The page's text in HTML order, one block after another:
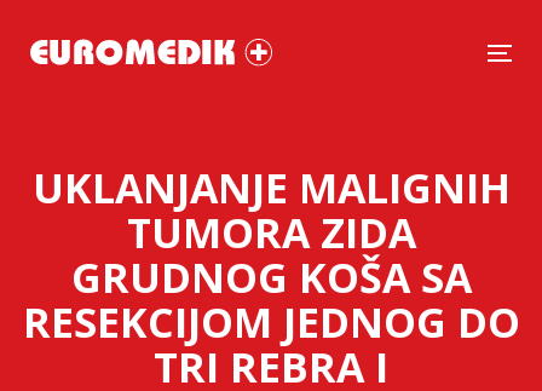
UKLANJANJE MALIGNIH
TUMORA ZIDA
GRUDNOG KOŠA SA
RESEKCIJOM JEDNOG DO
TRI REBRA I